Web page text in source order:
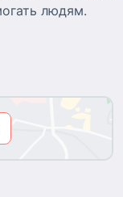
людям.